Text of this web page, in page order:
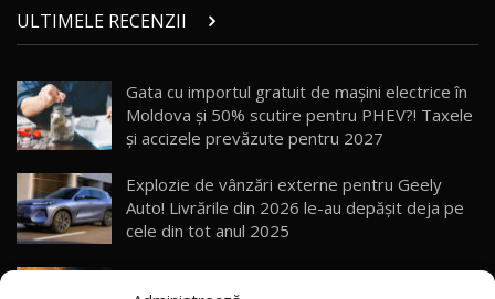
28
Noul Geely Monjaro 2025! Mai ieftin și mai
dotat / Test Drive AutoBlog.MD
29
ZEEKR 9X - PRIMUL TEST DRIVE ÎN ROMÂNĂ!
CUM SE CONDUCE?
33:40
30
Primele impresii despre BYD Seal U DM-i,
Sealion 7 și Seal 5 DM-i / Test Drive
AutoBlog.MD
10:58
ULTIMELE RECENZII
Gata cu importul gratuit de mașini electrice în
Moldova și 50% scutire pentru PHEV?! Taxele
și accizele prevăzute pentru 2027
Explozie de vânzări externe pentru Geely
Auto! Livrările din 2026 le-au depășit deja pe
cele din tot anul 2025
Vremea se schimbă brusc: Canicula aduce